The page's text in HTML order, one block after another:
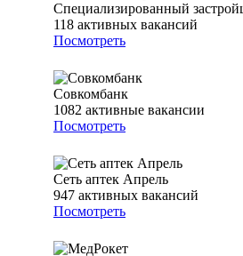
Специализированный
118 активных вакансий
Посмотреть
Совкомбанк
1082 активные вакансии
Посмотреть
Сеть аптек Апрель
947 активных вакансий
Посмотреть